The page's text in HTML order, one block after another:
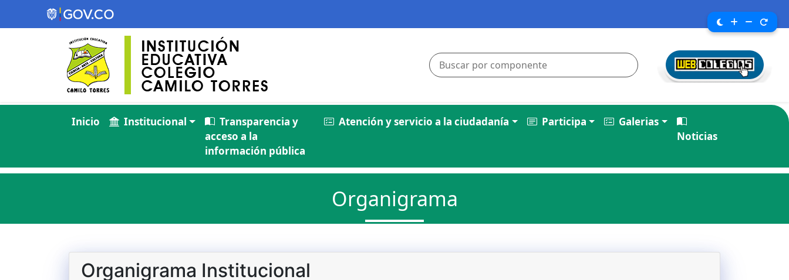
Inicio Institucional
Transparencia y
acceso a la
información pública
Atención y servicio a la ciudadanía Participa
Galerias
Noticias
Organigrama